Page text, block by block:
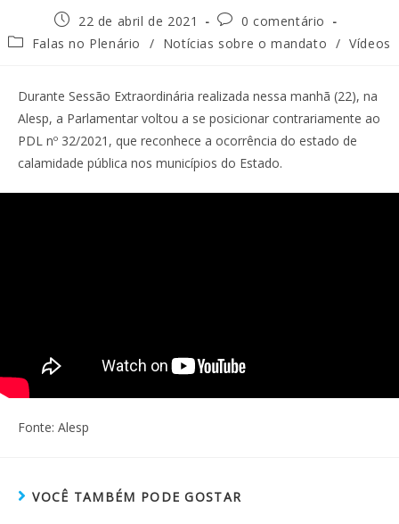
22 de abril de 2021
0 comentário
Falas no Plenário
/ Notícias sobre o mandato / Vídeos
Durante Sessão Extraordinária realizada nessa manhã (22), na
Alesp, a Parlamentar voltou a se posicionar contrariamente ao
PDL nº 32/2021, que reconhece a ocorrência do estado de
calamidade pública nos municípios do Estado.
Fonte: Alesp
VOCÊ TAMBÉM PODE GOSTAR